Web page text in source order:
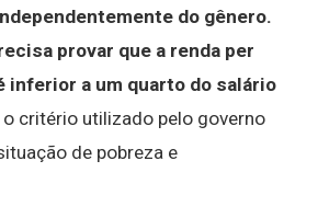
do gênero.
provar que a renda per
inferior a um quarto do salário
o critério utilizado pelo governo
de pobreza e